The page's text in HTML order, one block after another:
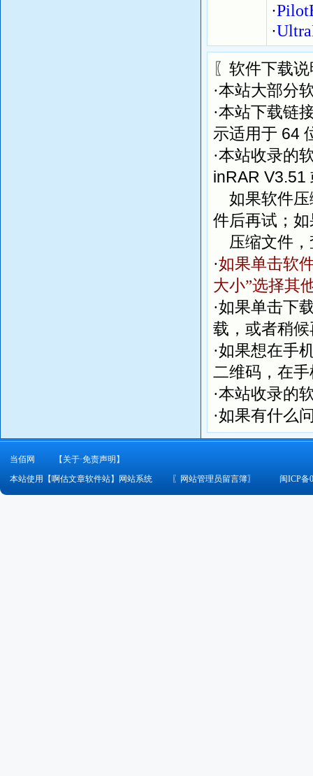
·
·
〖软件下载
·本站大部分
·本站下载链
示适用于 64
·本站收录的
inRAR V3.51
如果软件压
件后再试；
压缩文件，
·如果单击软
大小”选择其
·如果单击下
载，或者稍
·如果想在手
二维码，在
·本站收录的
·如果有什么
当佰网
【关于·免责声明】
本站使用【啊估文章软件站】网站系统
〖 网站管理员留言簿〗 闽ICP备